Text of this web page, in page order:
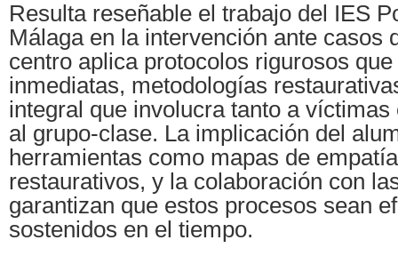
Resulta reseñable el trabajo del IES
Málaga en la intervención ante casos
centro aplica protocolos rigurosos
inmediatas, metodologías
integral que involucra tanto a
al grupo-clase. La implicación del
herramientas como mapas de
restaurativos, y la colaboración con
garantizan que estos procesos sean
sostenidos en el tiempo.